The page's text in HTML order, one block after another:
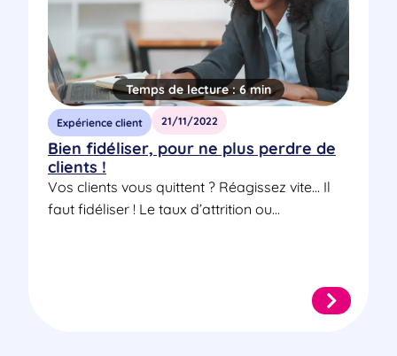
Temps de lecture :6 min
Expérience client 21/11/2022
Bien fidéliser, pour ne plus perdre de
clients !
Vos clients vous quittent ? Réagissez vite… Il
faut fidéliser ! Le taux d’attrition ou...